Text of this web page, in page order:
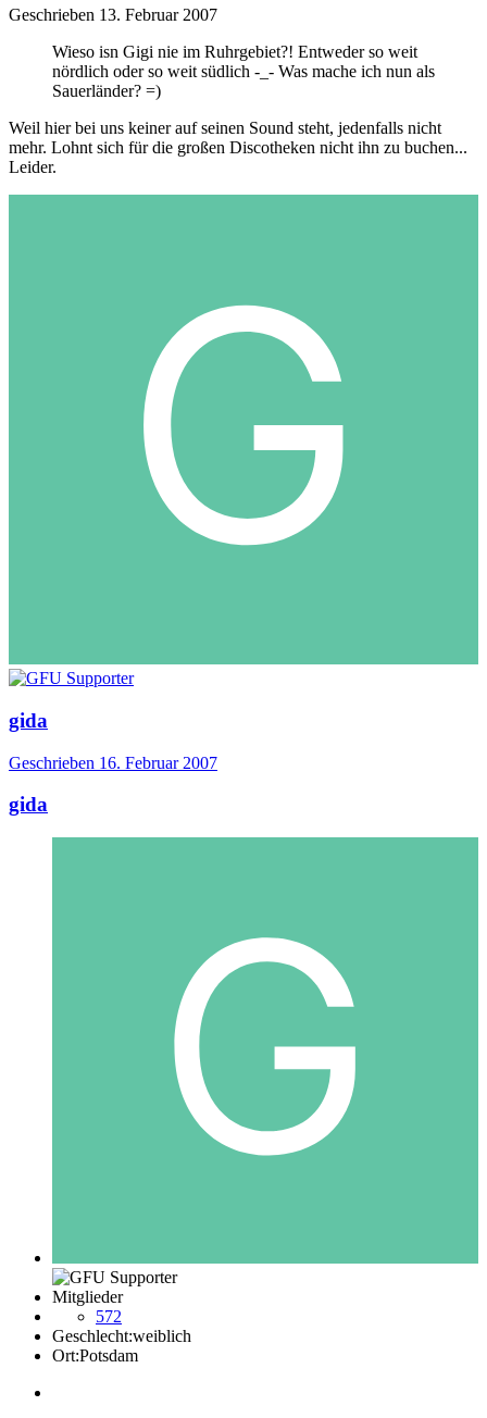
Geschrieben 13. Februar 2007
Wieso isn Gigi nie im Ruhrgebiet?! Entweder so weit
nördlich oder so weit südlich -_- Was mache ich nun als
Sauerländer? =)
Weil hier bei uns keiner auf seinen Sound steht, jedenfalls nicht
mehr. Lohnt sich für die großen Discotheken nicht ihn zu buchen...
Leider.
gida
Geschrieben 16. Februar 2007
gida
Mitglieder
572
Geschlecht:weiblich
Ort:Potsdam